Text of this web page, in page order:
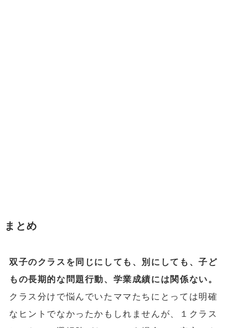
まとめ
双子のクラスを同じにしても、別にしても、子ど
もの長期的な問題行動、学業成績には関係ない。
クラス分けで悩んでいたママたちにとっては明確
なヒントでなかったかもしれませんが、１クラス